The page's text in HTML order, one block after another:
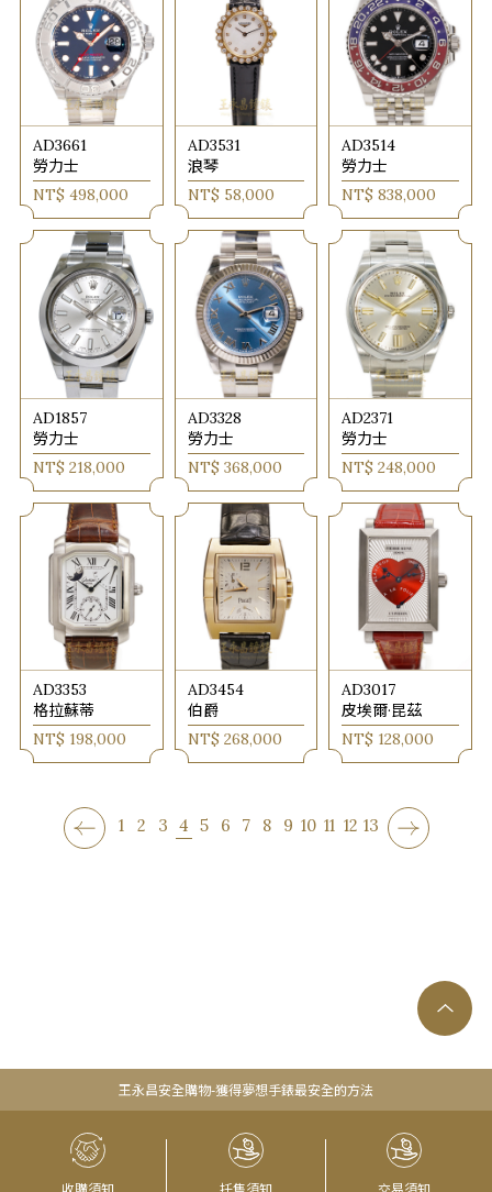
AD3661
勞力士
NT$ 498,000
AD3531
浪琴
NT$ 58,000
AD3514
勞力士
NT$ 838,000
AD1857
勞力士
NT$ 218,000
AD3328
勞力士
NT$ 368,000
AD2371
勞力士
NT$ 248,000
AD3353
格拉蘇蒂
NT$ 198,000
AD3454
伯爵
NT$ 268,000
AD3017
皮埃爾·昆茲
NT$ 128,000
1 2 3 4 5 6 7 8 9 10 11 12 13
王永昌安全購物-獲得夢想手錶最安全的方法